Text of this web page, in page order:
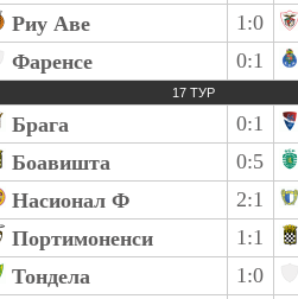
Риу Аве 1:0
Фаренсе 0:1
17 ТУР
Брага 0:1
Боавишта 0:5
Насионал Ф 2:1
Портимоненси 1:1
Тондела 1:0